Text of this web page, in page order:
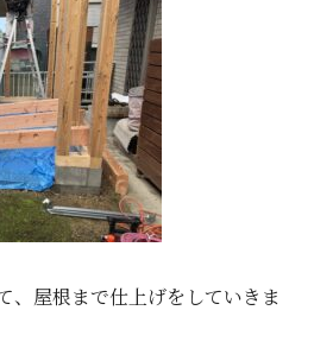
、屋根まで仕上げをしていきま